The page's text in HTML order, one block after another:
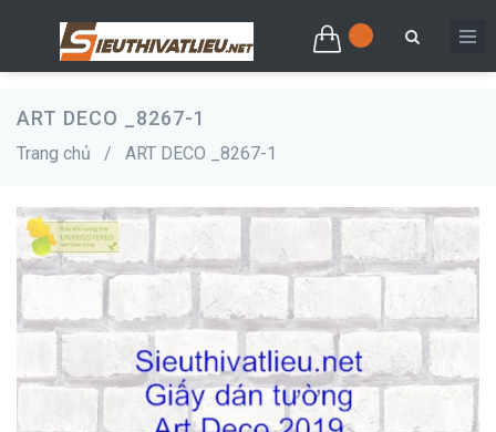
ART DECO _8267-1
Trang chủ / ART DECO _8267-1